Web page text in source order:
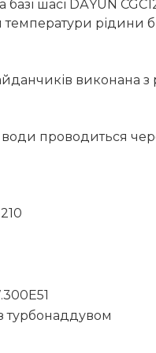
шасі DАYUN
температури рідини
виконана
води проводиться
турбонаддувом